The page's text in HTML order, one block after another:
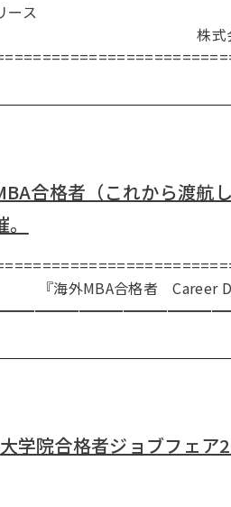
ニュースリリー
アクシ
合格者（これから渡
海外MBA合格者 Career
学院合格者ジョブフェ